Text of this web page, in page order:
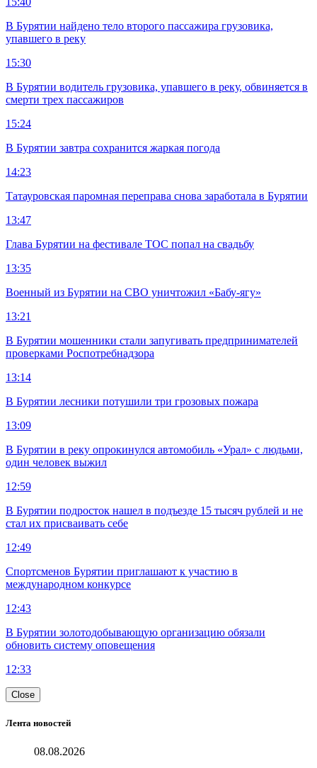
В Бурятии найдено тело второго пассажира грузовика,
упавшего в реку
15:30
В Бурятии водитель грузовика, упавшего в реку, обвиняется в
смерти трех пассажиров
15:24
В Бурятии завтра сохранится жаркая погода
14:23
Татауровская паромная переправа снова заработала в Бурятии
13:47
Глава Бурятии на фестивале ТОС попал на свадьбу
13:35
Военный из Бурятии на СВО уничтожил «Бабу-ягу»
13:21
В Бурятии мошенники стали запугивать предпринимателей
проверками Роспотребнадзора
13:14
В Бурятии лесники потушили три грозовых пожара
13:09
В Бурятии в реку опрокинулся автомобиль «Урал» с людьми,
один человек выжил
12:59
В Бурятии подросток нашел в подъезде 15 тысяч рублей и не
стал их присваивать себе
12:49
Спортсменов Бурятии приглашают к участию в
международном конкурсе
12:43
В Бурятии золотодобывающую организацию обязали
обновить систему оповещения
12:33
Close
Лента новостей
08.08.2026